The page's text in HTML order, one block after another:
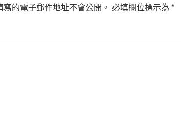
的電子郵件地址不會公開。 必填欄位標示為 *